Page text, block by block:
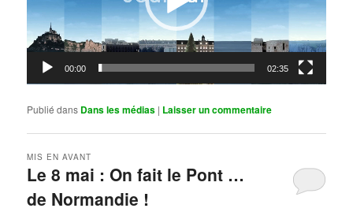
00:00 02:35
Publié dans Dans les médias | Laisser un commentaire
Le 8 mai : On fait le Pont …
de Normandie !
MIS EN AVANT